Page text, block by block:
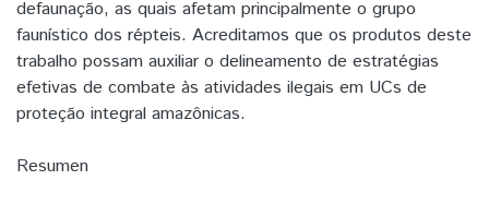
defaunação, as quais afetam principalmente o grupo
faunístico dos répteis. Acreditamos que os produtos deste
trabalho possam auxiliar o delineamento de estratégias
efetivas de combate às atividades ilegais em UCs de
proteção integral amazônicas.
Resumen